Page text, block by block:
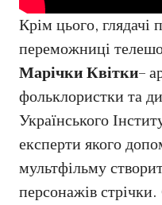
Крім цього, глядачі
переможниці
Марічки Квітки–
фольклористки та
Українського
експерти якого
мультфільму
персонажів